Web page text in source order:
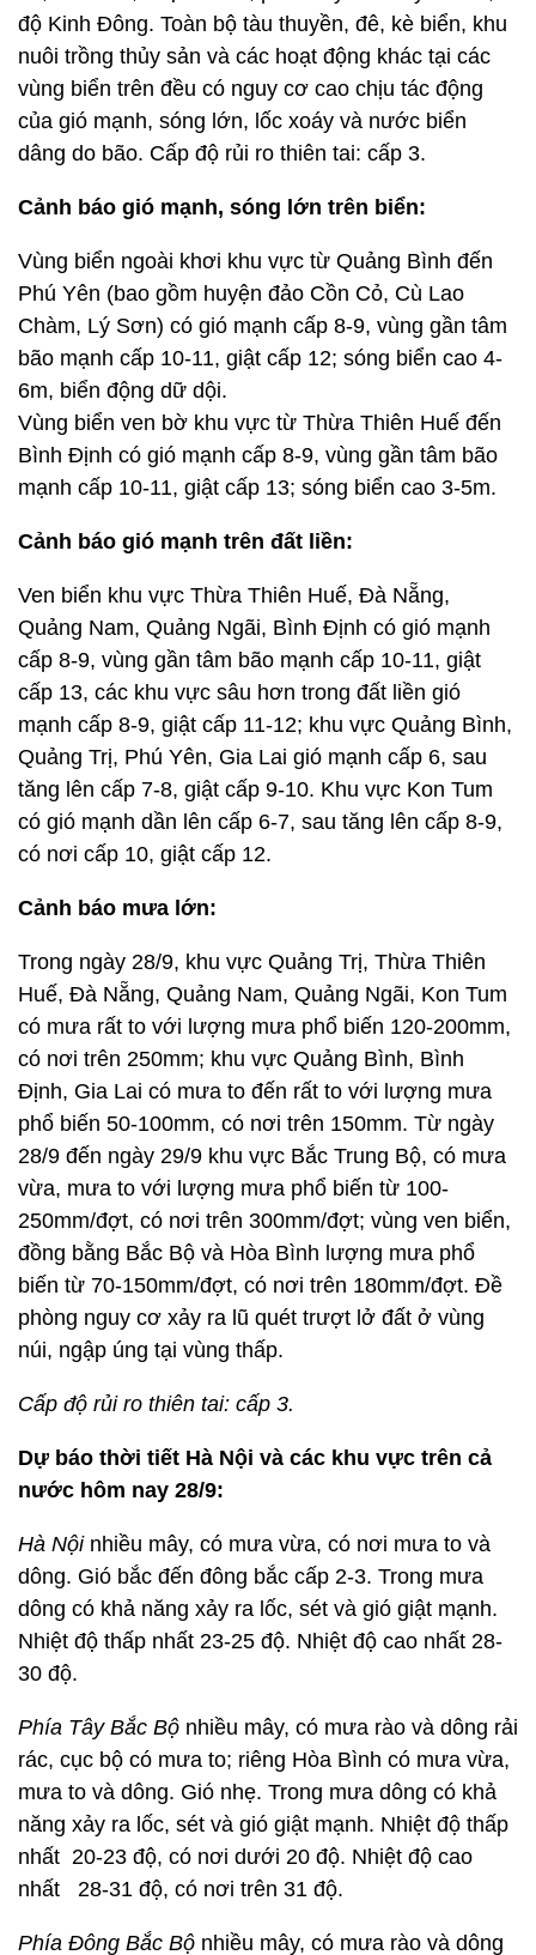
độ Kinh Đông. Toàn bộ tàu thuyền, đê, kè biển, khu
nuôi trồng thủy sản và các hoạt động khác tại các
vùng biển trên đều có nguy cơ cao chịu tác động
của gió mạnh, sóng lớn, lốc xoáy và nước biển
dâng do bão. Cấp độ rủi ro thiên tai: cấp 3.
Cảnh báo gió mạnh, sóng lớn trên biển:
Vùng biển ngoài khơi khu vực từ Quảng Bình đến
Phú Yên (bao gồm huyện đảo Cồn Cỏ, Cù Lao
Chàm, Lý Sơn) có gió mạnh cấp 8-9, vùng gần tâm
bão mạnh cấp 10-11, giật cấp 12; sóng biển cao 4-
6m, biển động dữ dội.
Vùng biển ven bờ khu vực từ Thừa Thiên Huế đến
Bình Định có gió mạnh cấp 8-9, vùng gần tâm bão
mạnh cấp 10-11, giật cấp 13; sóng biển cao 3-5m.
Cảnh báo gió mạnh trên đất liền:
Ven biển khu vực Thừa Thiên Huế, Đà Nẵng,
Quảng Nam, Quảng Ngãi, Bình Định có gió mạnh
cấp 8-9, vùng gần tâm bão mạnh cấp 10-11, giật
cấp 13, các khu vực sâu hơn trong đất liền gió
mạnh cấp 8-9, giật cấp 11-12; khu vực Quảng Bình,
Quảng Trị, Phú Yên, Gia Lai gió mạnh cấp 6, sau
tăng lên cấp 7-8, giật cấp 9-10. Khu vực Kon Tum
có gió mạnh dần lên cấp 6-7, sau tăng lên cấp 8-9,
có nơi cấp 10, giật cấp 12.
Cảnh báo mưa lớn:
Trong ngày 28/9, khu vực Quảng Trị, Thừa Thiên
Huế, Đà Nẵng, Quảng Nam, Quảng Ngãi, Kon Tum
có mưa rất to với lượng mưa phổ biến 120-200mm,
có nơi trên 250mm; khu vực Quảng Bình, Bình
Định, Gia Lai có mưa to đến rất to với lượng mưa
phổ biến 50-100mm, có nơi trên 150mm. Từ ngày
28/9 đến ngày 29/9 khu vực Bắc Trung Bộ, có mưa
vừa, mưa to với lượng mưa phổ biến từ 100-
250mm/đợt, có nơi trên 300mm/đợt; vùng ven biển,
đồng bằng Bắc Bộ và Hòa Bình lượng mưa phổ
biến từ 70-150mm/đợt, có nơi trên 180mm/đợt. Đề
phòng nguy cơ xảy ra lũ quét trượt lở đất ở vùng
núi, ngập úng tại vùng thấp.
Cấp độ rủi ro thiên tai: cấp 3.
Dự báo thời tiết Hà Nội và các khu vực trên cả
nước hôm nay 28/9:
Hà Nộinhiều mây, có mưa vừa, có nơi mưa to và
dông. Gió bắc đến đông bắc cấp 2-3. Trong mưa
dông có khả năng xảy ra lốc, sét và gió giật mạnh.
Nhiệt độ thấp nhất 23-25 độ. Nhiệt độ cao nhất 28-
30 độ.
Phía Tây Bắc Bộ nhiều mây, có mưa rào và dông rải
rác, cục bộ có mưa to; riêng Hòa Bình có mưa vừa,
mưa to và dông. Gió nhẹ. Trong mưa dông có khả
năng xảy ra lốc, sét và gió giật mạnh. Nhiệt độ thấp
nhất 20-23 độ, có nơi dưới 20 độ. Nhiệt độ cao
nhất 28-31 độ, có nơi trên 31 độ.
Phía Đông Bắc Bộ nhiều mây, có mưa rào và dông